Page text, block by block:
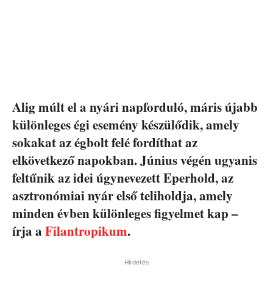
Alig múlt el a nyári napforduló, máris újabb
különleges égi esemény készülődik, amely
sokakat az égbolt felé fordíthat az
elkövetkező napokban. Június végén ugyanis
feltűnik az idei úgynevezett Eperhold, az
asztronómiai nyár első teliholdja, amely
minden évben különleges figyelmet kap –
írja a Filantropikum.
Hirdetés